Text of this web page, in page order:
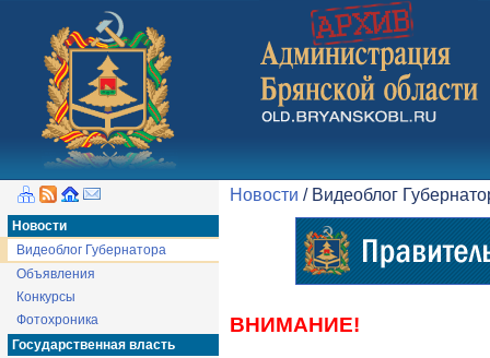
Новости
Видеоблог Губернатора
Объявления
Конкурсы
Фотохроника
Государственная власть
Новости / Видеоблог
ВНИМАНИЕ!